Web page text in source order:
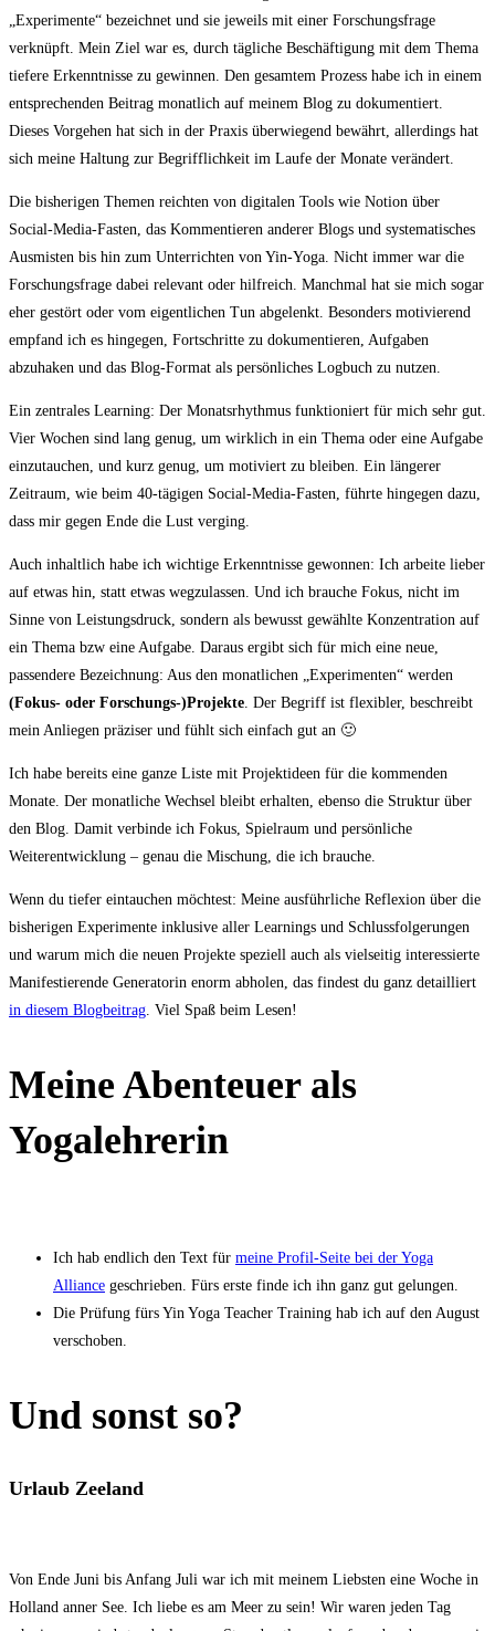
„Experimente“ bezeichnet und sie jeweils mit einer Forschungsfrage
verknüpft. Mein Ziel war es, durch tägliche Beschäftigung mit dem Thema
tiefere Erkenntnisse zu gewinnen. Den gesamtem Prozess habe ich in einem
entsprechenden Beitrag monatlich auf meinem Blog zu dokumentiert.
Dieses Vorgehen hat sich in der Praxis überwiegend bewährt, allerdings hat
sich meine Haltung zur Begrifflichkeit im Laufe der Monate verändert.
Die bisherigen Themen reichten von digitalen Tools wie Notion über
Social-Media-Fasten, das Kommentieren anderer Blogs und systematisches
Ausmisten bis hin zum Unterrichten von Yin-Yoga. Nicht immer war die
Forschungsfrage dabei relevant oder hilfreich. Manchmal hat sie mich sogar
eher gestört oder vom eigentlichen Tun abgelenkt. Besonders motivierend
empfand ich es hingegen, Fortschritte zu dokumentieren, Aufgaben
abzuhaken und das Blog-Format als persönliches Logbuch zu nutzen.
Ein zentrales Learning: Der Monatsrhythmus funktioniert für mich sehr gut.
Vier Wochen sind lang genug, um wirklich in ein Thema oder eine Aufgabe
einzutauchen, und kurz genug, um motiviert zu bleiben. Ein längerer
Zeitraum, wie beim 40-tägigen Social-Media-Fasten, führte hingegen dazu,
dass mir gegen Ende die Lust verging.
Auch inhaltlich habe ich wichtige Erkenntnisse gewonnen: Ich arbeite lieber
auf etwas hin, statt etwas wegzulassen. Und ich brauche Fokus, nicht im
Sinne von Leistungsdruck, sondern als bewusst gewählte Konzentration auf
ein Thema bzw eine Aufgabe. Daraus ergibt sich für mich eine neue,
passendere Bezeichnung: Aus den monatlichen „Experimenten“ werden
(Fokus- oder Forschungs-)Projekte . Der Begriff ist flexibler, beschreibt
mein Anliegen präziser und fühlt sich einfach gut an 🙂
Ich habe bereits eine ganze Liste mit Projektideen für die kommenden
Monate. Der monatliche Wechsel bleibt erhalten, ebenso die Struktur über
den Blog. Damit verbinde ich Fokus, Spielraum und persönliche
Weiterentwicklung – genau die Mischung, die ich brauche.
Wenn du tiefer eintauchen möchtest: Meine ausführliche Reflexion über die
bisherigen Experimente inklusive aller Learnings und Schlussfolgerungen
und warum mich die neuen Projekte speziell auch als vielseitig interessierte
Manifestierende Generatorin enorm abholen, das findest du ganz detailliert
in diesem Blogbeitrag . Viel Spaß beim Lesen!
Meine Abenteuer als
Yogalehrerin
Ich hab endlich den Text für meine Profil-Seite bei der Yoga
Alliance geschrieben. Fürs erste finde ich ihn ganz gut gelungen.
Die Prüfung fürs Yin Yoga Teacher Training hab ich auf den August
verschoben.
Und sonst so?
Urlaub Zeeland
Von Ende Juni bis Anfang Juli war ich mit meinem Liebsten eine Woche in
Holland anner See. Ich liebe es am Meer zu sein! Wir waren jeden Tag